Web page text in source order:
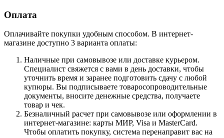
Оплата
Оплачивайте покупки удобным способом. В интернет-
магазине доступно 3 варианта оплаты:
Наличные при самовывозе или доставке курьером.
Специалист свяжется с вами в день доставки, чтобы
уточнить время и заранее подготовить сдачу с любой
купюры. Вы подписываете товаросопроводительные
документы, вносите денежные средства, получаете
товар и чек.
Безналичный расчет при самовывозе или оформлении в
интернет-магазине: карты МИР, Visa и MasterCard.
Чтобы оплатить покупку, система перенаправит вас на